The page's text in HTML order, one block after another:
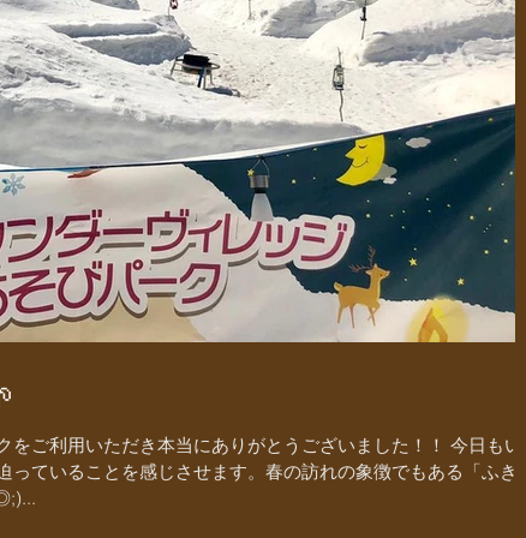
ご利用いただき本当にありがとうございました！！ 今日もい
ていることを感じさせます。春の訪れの象徴でもある「ふきの